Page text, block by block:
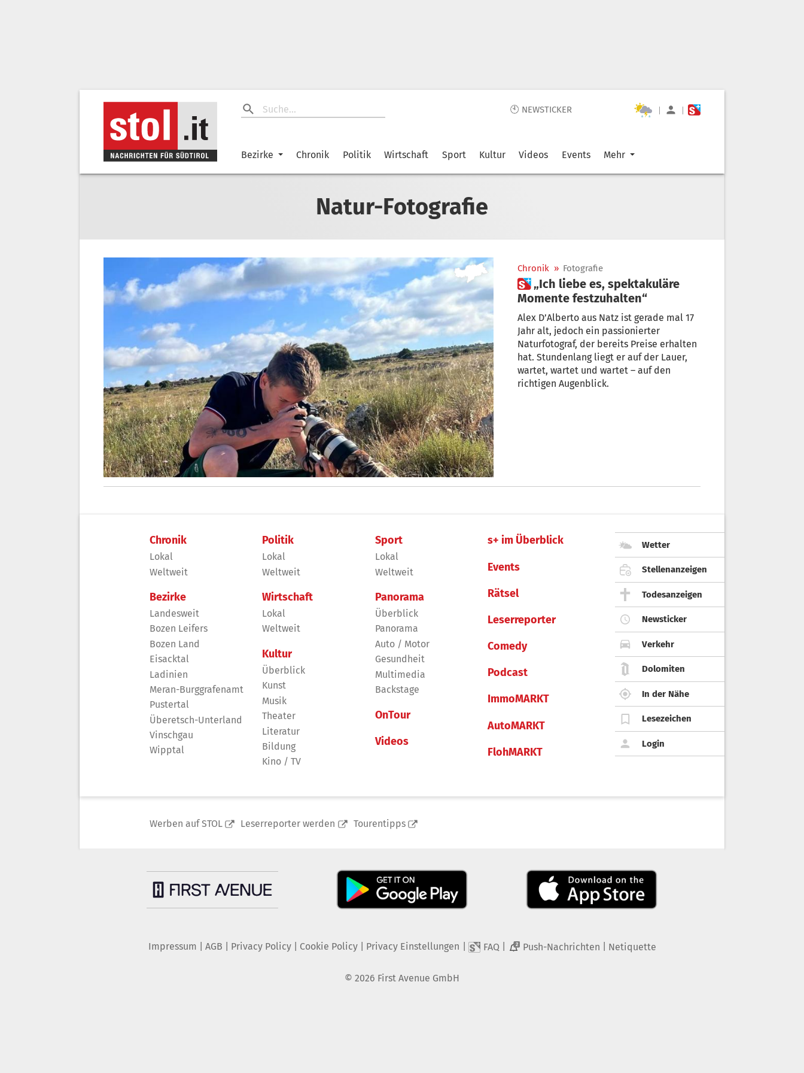
🕙 NEWSTICKER | |
Bezirke Chronik Politik Wirtschaft Sport Kultur Videos Events Mehr
Natur-Fotografie
Chronik » Fotografie
 „Ich liebe es, spektakuläre
Momente festzuhalten“
Alex D’Alberto aus Natz ist gerade mal 17
Jahr alt, jedoch ein passionierter
Naturfotograf, der bereits Preise erhalten
hat. Stundenlang liegt er auf der Lauer,
wartet, wartet und wartet – auf den
richtigen Augenblick.
Chronik
Lokal
Weltweit
Bezirke
Landesweit
Bozen Leifers
Bozen Land
Eisacktal
Ladinien
Meran-Burggrafenamt
Pustertal
Überetsch-Unterland
Vinschgau
Wipptal
Politik
Lokal
Weltweit
Wirtschaft
Lokal
Weltweit
Kultur
Überblick
Kunst
Musik
Theater
Literatur
Bildung
Kino / TV
Sport
Lokal
Weltweit
Panorama
Überblick
Panorama
Auto / Motor
Gesundheit
Multimedia
Backstage
OnTour
Videos
s+ im Überblick
Events
Rätsel
Leserreporter
Comedy
Podcast
ImmoMARKT
AutoMARKT
FlohMARKT
Wetter
Stellenanzeigen
Todesanzeigen
Newsticker
Verkehr
Dolomiten
In der Nähe
Lesezeichen
Login
Werben auf STOL Leserreporter werden Tourentipps
Impressum AGB Privacy Policy| Cookie Policy| Privacy Einstellungen FAQ 2 Push-Nachrichten Netiquette
© 2026 First Avenue GmbH